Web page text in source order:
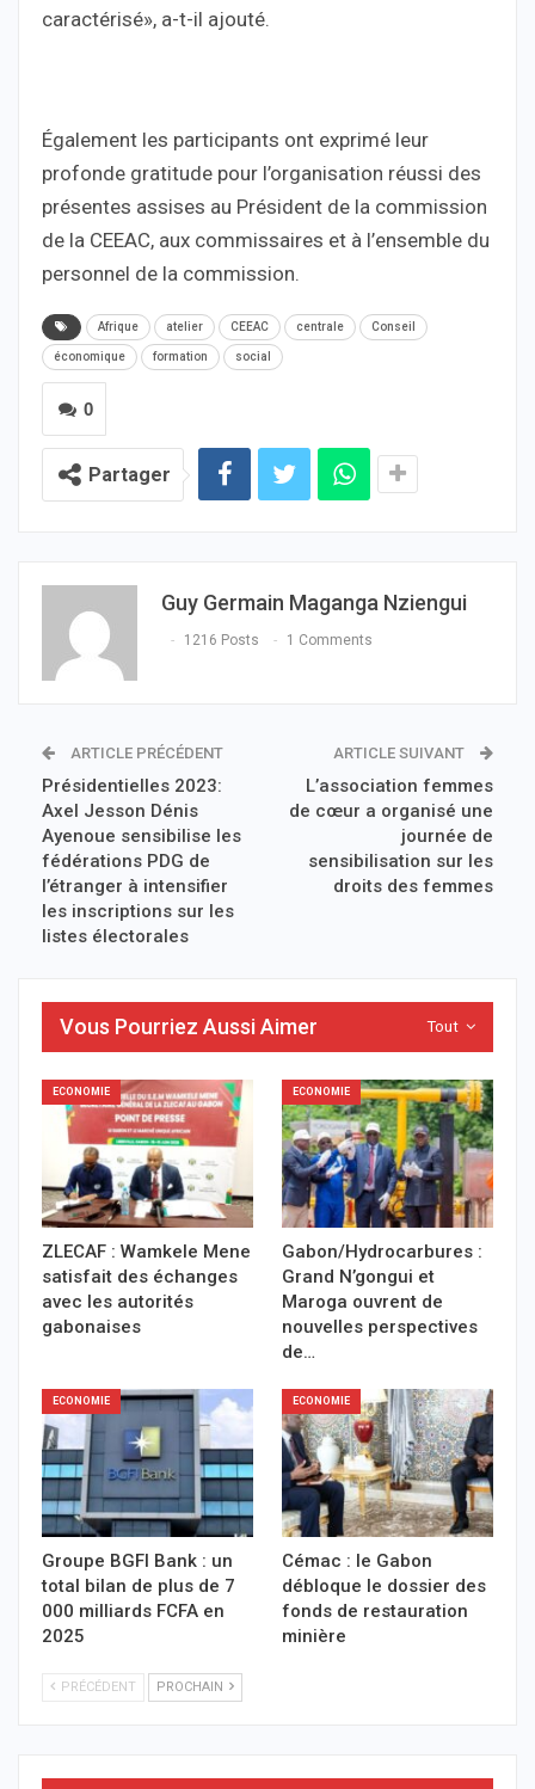
caractérisé», a-t-il ajouté.
Également les participants ont exprimé leur
profonde gratitude pour l’organisation réussi des
présentes assises au Président de la commission
de la CEEAC, aux commissaires et à l’ensemble du
personnel de la commission.
Afrique atelier CEEAC centrale Conseil
économique formation social
0
Partager
Guy Germain Maganga Nziengui
1216 Posts 1 Comments
ARTICLE PRÉCÉDENT
Présidentielles 2023:
Axel Jesson Dénis
Ayenoue sensibilise les
fédérations PDG de
l’étranger à intensifier
les inscriptions sur les
listes électorales
ARTICLE SUIVANT
L’association femmes
de cœur a organisé une
journée de
sensibilisation sur les
droits des femmes
Tout
Vous Pourriez Aussi Aimer
ECONOMIE
ZLECAF : Wamkele Mene
satisfait des échanges
avec les autorités
gabonaises
ECONOMIE
Gabon/Hydrocarbures :
Grand N’gongui et
Maroga ouvrent de
nouvelles perspectives
de…
ECONOMIE
Groupe BGFI Bank : un
total bilan de plus de 7
000 milliards FCFA en
2025
ECONOMIE
Cémac : le Gabon
débloque le dossier des
fonds de restauration
minière
PRÉCÉDENT PROCHAIN